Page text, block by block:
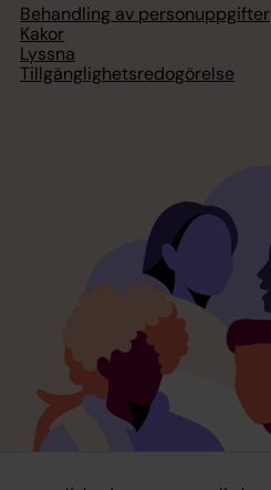
Behandling av personuppgifter
Kakor
Lyssna
Tillgänglighetsredogörelse